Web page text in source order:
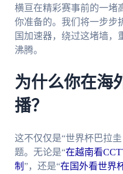
横亘在精彩赛事前的一堵
你准备的。我们将一步步
国加速器，绕过这堵墙，
沸腾。
为什么你在海
播？
这不仅仅是“世界杯巴拉
题。无论是“在越南看
制 ”，还是“在国外看世界